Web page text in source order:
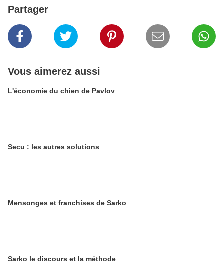
Partager
Vous aimerez aussi
L'économie du chien de Pavlov
Secu : les autres solutions
Mensonges et franchises de Sarko
Sarko le discours et la méthode